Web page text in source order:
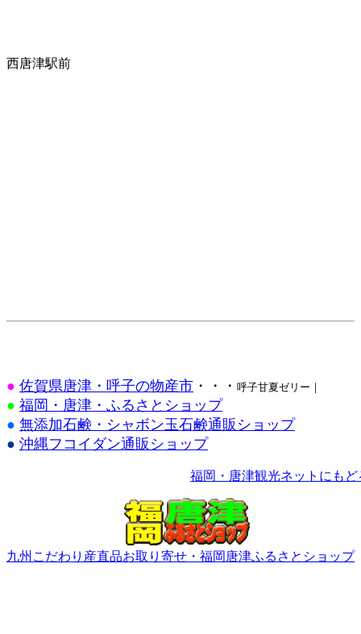
西唐津駅前
● 佐賀県唐津・呼子の物産市 ・・・ 呼子甘夏ゼリー｜
● 福岡・唐津・ふるさとショップ
● 無添加石鹸・シャボン玉石鹸通販ショップ
● 沖縄フコイダン通販ショップ
福岡・唐津観光ネットにもど
九州こだわり産直品お取り寄せ・福岡唐津ふるさとショップ